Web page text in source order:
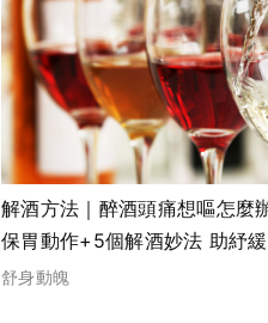
解酒方法｜醉酒頭痛想嘔怎麼
保胃動作+5個解酒妙法 助紓
舒身動魄